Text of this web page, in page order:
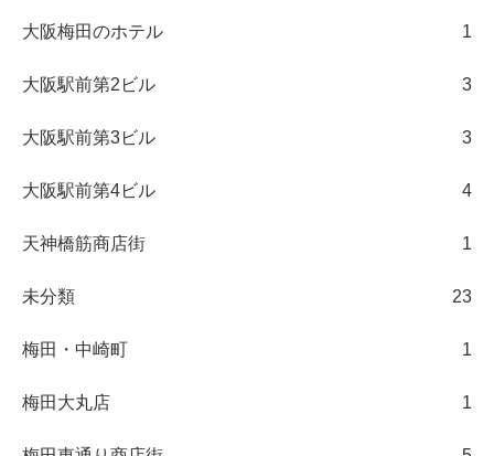
大阪梅田のホテル 1
大阪駅前第2ビル 3
大阪駅前第3ビル 3
大阪駅前第4ビル 4
天神橋筋商店街 1
未分類 23
梅田・中崎町 1
梅田大丸店 1